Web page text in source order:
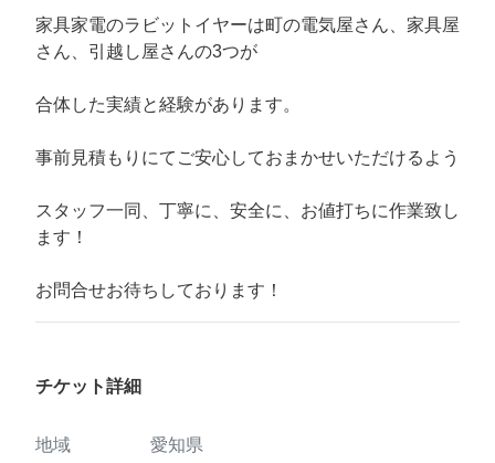
家具家電のラビットイヤーは町の電気屋さん、家具屋
さん、引越し屋さんの3つが
合体した実績と経験があります。
事前見積もりにてご安心しておまかせいただけるよう
スタッフ一同、丁寧に、安全に、お値打ちに作業致し
ます！
お問合せお待ちしております！
チケット詳細
地域 愛知県